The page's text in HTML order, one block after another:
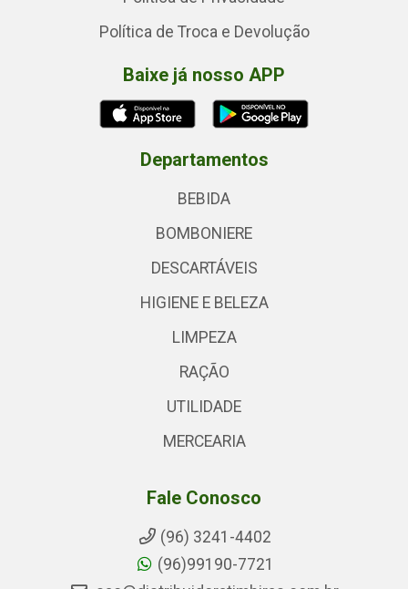
Política de Troca e Devolução
Baixe já nosso APP
Departamentos
BEBIDA
BOMBONIERE
DESCARTÁVEIS
HIGIENE E BELEZA
LIMPEZA
RAÇÃO
UTILIDADE
MERCEARIA
Fale Conosco
(96) 3241-4402
(96)99190-7721